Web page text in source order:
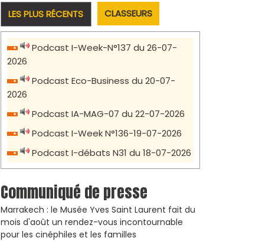
LES PLUS RÉCENTS CLASSEURS
Podcast I-Week-N°137 du 26-07-
2026
Podcast Eco-Business du 20-07-
2026
Podcast IA-MAG-07 du 22-07-2026
Podcast I-Week N°136-19-07-2026
Podcast I-débats N31 du 18-07-2026
Communiqué de presse
Marrakech : le Musée Yves Saint Laurent fait du
mois d'août un rendez-vous incontournable
pour les cinéphiles et les familles